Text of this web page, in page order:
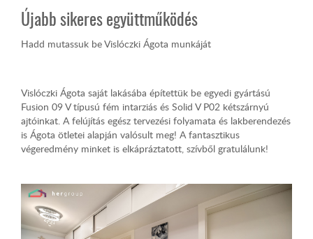
Újabb sikeres együttműködés
Hadd mutassuk be Vislóczki Ágota munkáját
Vislóczki Ágota saját lakásába építettük be egyedi gyártású
Fusion 09 V típusú fém intarziás és Solid V P02 kétszárnyú
ajtóinkat. A felújítás egész tervezési folyamata és lakberendezés
is Ágota ötletei alapján valósult meg! A fantasztikus
végeredmény minket is elkápráztatott, szívből gratulálunk!